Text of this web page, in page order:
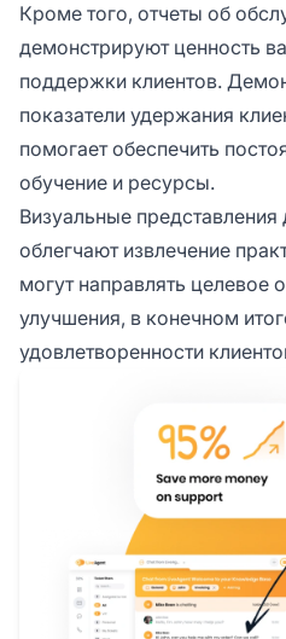
Кроме того, отчеты об
демонстрируют ценность
поддержки клиентов.
показатели удержания
помогает обеспечить
обучение и ресурсы.
Визуальные представления
облегчают извлечение
могут направлять целевое
улучшения, в конечном
удовлетворенности